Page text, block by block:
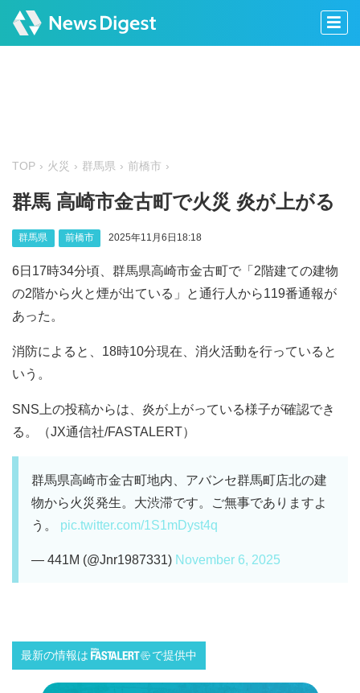
TOP 火災 群馬県 前橋市
群馬 高崎市金古町で火災 炎が上がる
群馬県 前橋市 2025年11月6日18:18
6日17時34分頃、群馬県高崎市金古町で「2階建ての建物
の2階から火と煙が出ている」と通行人から119番通報が
あった。
消防によると、18時10分現在、消火活動を行っていると
いう。
SNS上の投稿からは、炎が上がっている様子が確認でき
る。（JX通信社/FASTALERT）
群馬県高崎市金古町地内、アバンセ群馬町店北の建
物から火災発生。大渋滞です。ご無事でありますよ
う。 pic.twitter.com/1S1mDyst4q
— 441M (@Jnr1987331) November 6, 2025
最新の情報は で提供中